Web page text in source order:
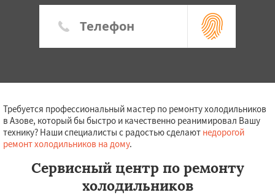
Требуется профессиональный мастер по ремонту холодильников
в Азове, который бы быстро и качественно реанимировал Вашу
технику? Наши специалисты с радостью сделают недорогой
ремонт холодильников на дому.
Сервисный центр по ремонту
холодильников